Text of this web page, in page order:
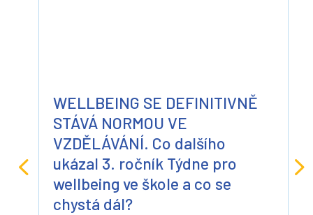
WELLBEING SE DEFINITIVNĚ
STÁVÁ NORMOU VE
VZDĚLÁVÁNÍ. Co dalšího
ukázal 3. ročník Týdne pro
wellbeing ve škole a co se
chystá dál?